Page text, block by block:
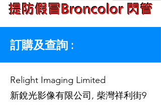
訂購及查詢 :
Relight Imaging Limited
新銳光影像有限公司, 柴灣祥利街9